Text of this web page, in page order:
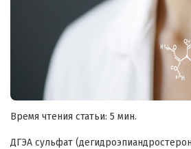
Время чтения статьи: 5 мин.
ДГЭА сульфат